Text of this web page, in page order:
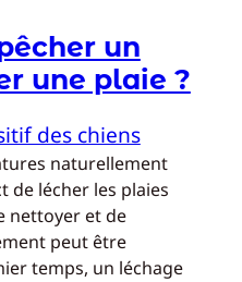
un
une plaie ?
des chiens
naturellement
de lécher les plaies
nettoyer et de
peut être
temps, un léchage